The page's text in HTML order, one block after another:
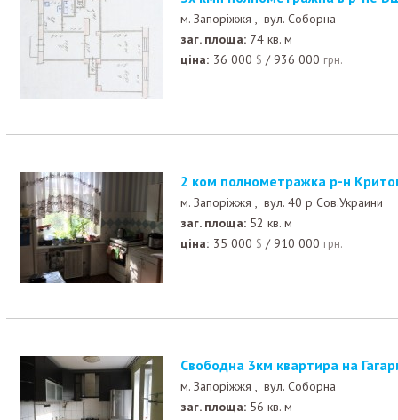
м. Запоріжжя , вул. Соборна
заг. площа: 74 кв. м
ціна: 36 000 $ / 936 000 грн.
2 ком полнометражка р-н
м. Запоріжжя , вул. 40 р Сов.Украини
заг. площа: 52 кв. м
ціна: 35 000 $ / 910 000 грн.
Свободна 3км квартира на
м. Запоріжжя , вул. Соборна
заг. площа: 56 кв. м